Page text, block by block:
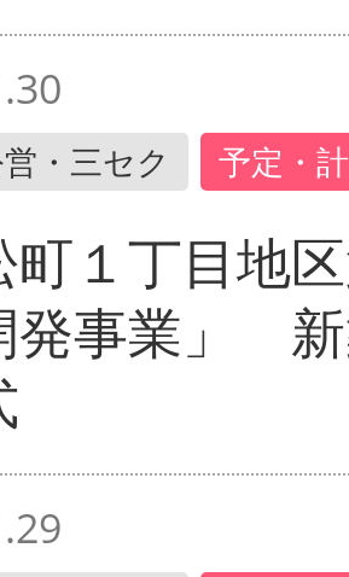
・三セク 予定・
町１丁目地
発事業」